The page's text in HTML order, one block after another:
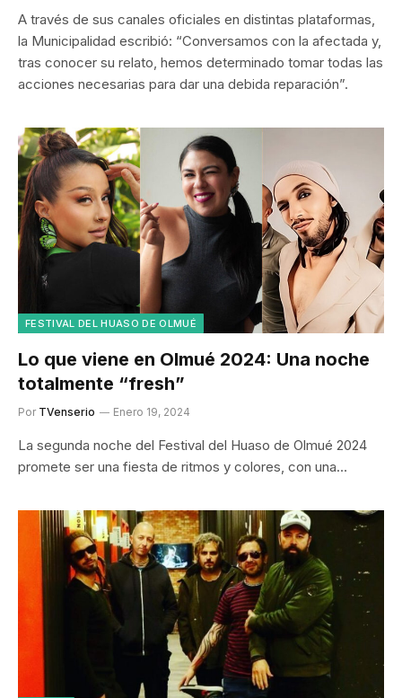
A través de sus canales oficiales en distintas plataformas,
la Municipalidad escribió: “Conversamos con la afectada y,
tras conocer su relato, hemos determinado tomar todas las
acciones necesarias para dar una debida reparación”.
FESTIVAL DEL HUASO DE OLMUÉ
Lo que viene en Olmué 2024: Una noche
totalmente “fresh”
Por TVenserio Enero 19, 2024
La segunda noche del Festival del Huaso de Olmué 2024
promete ser una fiesta de ritmos y colores, con una…